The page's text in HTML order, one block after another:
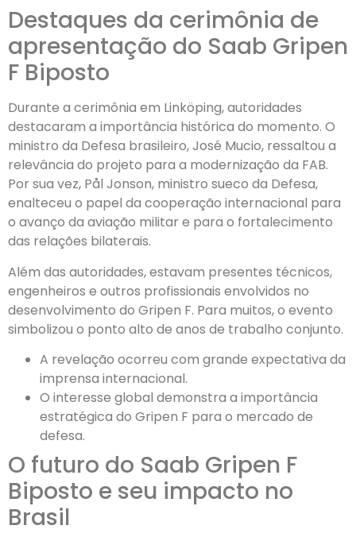
Destaques da cerimônia de
apresentação do Saab Gripen
F Biposto
Durante a cerimônia em Linköping, autoridades
destacaram a importância histórica do momento. O
ministro da Defesa brasileiro, José Mucio, ressaltou a
relevância do projeto para a modernização da FAB.
Por sua vez, Pål Jonson, ministro sueco da Defesa,
enalteceu o papel da cooperação internacional para
o avanço da aviação militar e para o fortalecimento
das relações bilaterais.
Além das autoridades, estavam presentes técnicos,
engenheiros e outros profissionais envolvidos no
desenvolvimento do Gripen F. Para muitos, o evento
simbolizou o ponto alto de anos de trabalho conjunto.
A revelação ocorreu com grande expectativa da
imprensa internacional.
O interesse global demonstra a importância
estratégica do Gripen F para o mercado de
defesa.
O futuro do Saab Gripen F
Biposto e seu impacto no
Brasil